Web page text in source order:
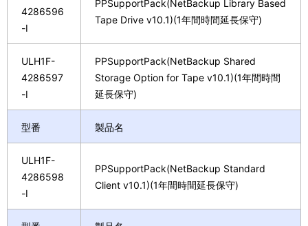
4286596
-I
PPSupportPack(NetBackup Library Based
Tape Drive v10.1)(1年間時間延長保守)
ULH1F-
4286597
-I
PPSupportPack(NetBackup Shared
Storage Option for Tape v10.1)(1年間時間
延長保守)
型番 製品名
ULH1F-
4286598
-I
PPSupportPack(NetBackup Standard
Client v10.1)(1年間時間延長保守)